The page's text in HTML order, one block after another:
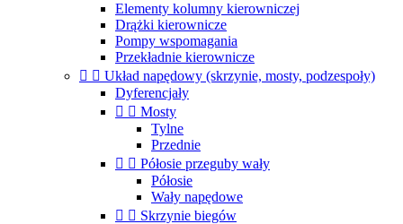
Elementy kolumny kierowniczej
Drążki kierownicze
Pompy wspomagania
Przekładnie kierownicze
  Układ napędowy (skrzynie, mosty, podzespoły)
Dyferencjały
  Mosty
Tylne
Przednie
  Półosie przeguby wały
Półosie
Wały napędowe
  Skrzynie biegów